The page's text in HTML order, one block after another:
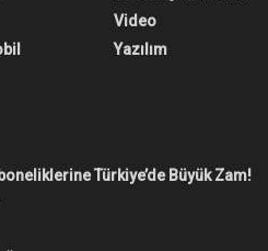
işlemi nasıl
kapanan hesap nasıl
soruları cevapladık.